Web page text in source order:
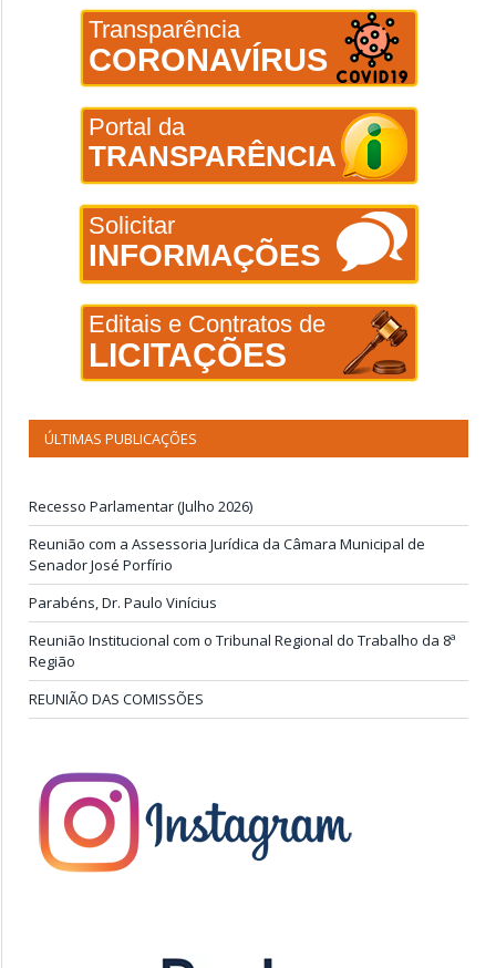
Transparência
CORONAVÍRUS
Portal da
TRANSPARÊNCIA
Solicitar
INFORMAÇÕES
Editais e Contratos de
LICITAÇÕES
ÚLTIMAS PUBLICAÇÕES
Recesso Parlamentar (Julho 2026)
Reunião com a Assessoria Jurídica da Câmara Municipal de
Senador José Porfírio
Parabéns, Dr. Paulo Vinícius
Reunião Institucional com o Tribunal Regional do Trabalho da 8ª
Região
REUNIÃO DAS COMISSÕES